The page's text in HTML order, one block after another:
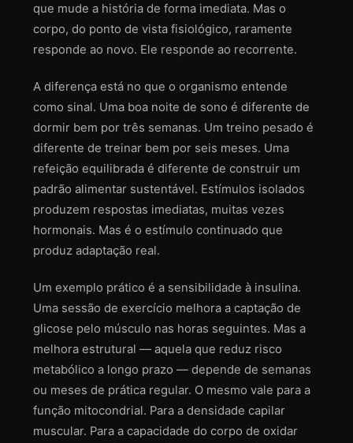
que mude a história de forma imediata. Mas o
corpo, do ponto de vista fisiológico, raramente
responde ao novo. Ele responde ao recorrente.
A diferença está no que o organismo entende
como sinal. Uma boa noite de sono é diferente de
dormir bem por três semanas. Um treino pesado é
diferente de treinar bem por seis meses. Uma
refeição equilibrada é diferente de construir um
padrão alimentar sustentável. Estímulos isolados
produzem respostas imediatas, muitas vezes
hormonais. Mas é o estímulo continuado que
produz adaptação real.
Um exemplo prático é a sensibilidade à insulina.
Uma sessão de exercício melhora a captação de
glicose pelo músculo nas horas seguintes. Mas a
melhora estrutural — aquela que reduz risco
metabólico a longo prazo — depende de semanas
ou meses de prática regular. O mesmo vale para a
função mitocondrial. Para a densidade capilar
muscular. Para a capacidade do corpo de oxidar